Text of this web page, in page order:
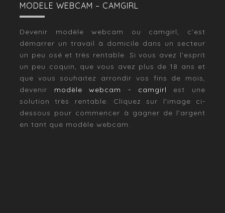
MODELE WEBCAM – CAMGIRL
Devenir modèle webcam ou camgirl, c’est
démarrer un travail à domicile dans un secteur
un peu osé et très rentable. Si vous avez l’esprit
un peu coquin, que vous avez plus de 18 ans et
que vous souhaitez arrondir vos fins de mois,
devenir modèle webcam - camgirl est une
solution très rentable. Cliquez sur l'image ci-
dessous pour commencer à gagner de l'argent
en tant que modèle webcam.